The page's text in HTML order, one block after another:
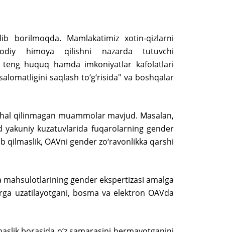
borilmoqda. Mamlakatimiz xotin-qizlarni
himoya qilishni nazarda tutuvchi
huquq hamda imkoniyatlar kafolatlari
saqlash to‘g‘risida" va boshqalar
qilinmagan muammolar mavjud. Masalan,
yakuniy kuzatuvlarida fuqarolarning gender
qilmaslik, OAVni gender zo‘ravonlikka qarshi
mahsulotlarining gender ekspertizasi amalga
uzatilayotgani, bosma va elektron OAVda